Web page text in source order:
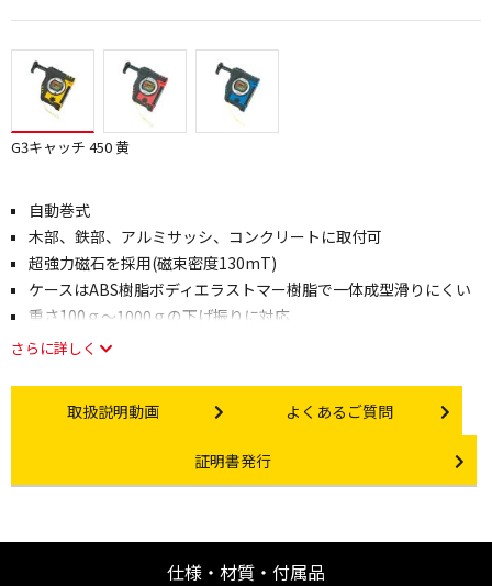
G3キャッチ 450 黄
自動巻式
木部、鉄部、アルミサッシ、コンクリートに取付可
超強力磁石を採用(磁束密度130mT)
ケースはABS樹脂ボディエラストマー樹脂で一体成型滑りにくい
重さ100ｇ～1000ｇの下げ振りに対応
さらに詳しく
Instruction video
取扱説明動画 Other link
よくあるご質問
Certificate Issuance
証明書発行
仕様・材質・付属品